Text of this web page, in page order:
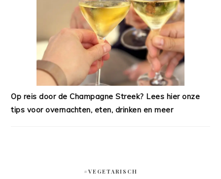
Op reis door de Champagne Streek? Lees hier onze
tips voor overnachten, eten, drinken en meer
#VEGETARISCH